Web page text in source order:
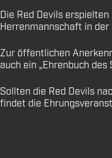
Die Red Devils
Herrenmannschaft in
Zur öffentlichen
auch ein „Ehrenbuch
Sollten die Red Devils
findet die